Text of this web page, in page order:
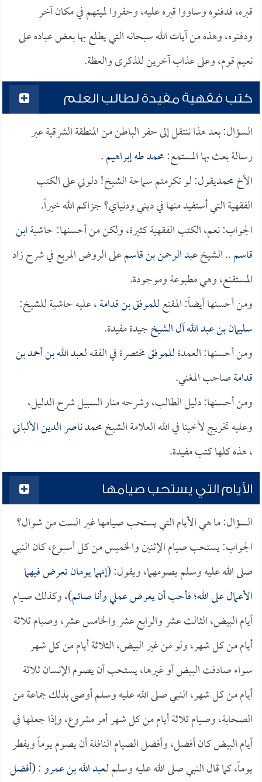
قبره، فدفنوه وساووا قبره عليه، وحفروا لميتهم في مكان آخر
ودفنوه، وهذه من آيات الله سبحانه التي يطلع بها بعض عباده على
نعيم قوم، وعلى عذاب آخرين للذكرى والعظة.
كتب فقهية مفيدة لطالب العلم
السؤال: بعد هذا ننتقل إلى حفر الباطن من المنطقة الشرقية عبر
رسالة بعث بها المستمع:محمد طه إبراهيم.
الأخمحمديقول: لو تكرمتم سماحة الشيخ! دلوني على الكتب
الفقهية التي أستفيد منها في ديني ودنياي؟ جزاكم الله خيراً.
الجواب: نعم، الكتب الفقهية كثيرة، ولكن من أحسنها: حاشيةابن
قاسم.. الشيخعبد الرحمن بن قاسمعلى الروض المربع في شرح زاد
المستقنع، وهي مطبوعة وموجودة.
ومن أحسنها أيضاً: المقنعللموفق بن قدامة، عليه حاشية للشيخ:
سليمان بن عبد الله آل الشيخجيدة مفيدة.
ومن أحسنها: العمدةللموفقمختصرة في الفقه لـعبد الله بن أحمد بن
قدامةصاحب المغني.
ومن أحسنها: دليل الطالب، وشرحه منار السبيل شرح الدليل،
وعليه تخريج لأخينا في الله العلامة الشيخمحمد ناصر الدين الألباني
، هذه كلها كتب مفيدة.
الأيام التي يستحب صيامها
السؤال: ما هي الأيام التي يستحب صيامها غير الست من شوال؟
الجواب: يستحب صيام الإثنين والخميس من كل أسبوع، كان النبي
صلى الله عليه وسلم يصومهما، ويقول: (إنهما يومان تعرض فيهما
الأعمال على الله؛ فأحب أن يعرض عملي وأنا صائم)، وكذلك صيام
أيام البيض، الثالث عشر والرابع عشر والخامس عشر، وصيام ثلاثة
أيام من كل شهر، ولو من غير البيض، الثلاثة أيام من كل شهر
سواء صادفت البيض أو غيرها، يستحب أن يصوم الإنسان ثلاثة
أيام من كل شهر، النبي صلى الله عليه وسلم أوصى بذلك جماعة من
الصحابة، وصيام ثلاثة أيام من كل شهر أمر مشروع، وإذا جعلها في
أيام البيض كان أفضل، وأفضل الصيام النافلة أن يصوم يوماً ويفطر
يوماً، كما قال النبي صلى الله عليه وسلم لـعبد الله بن عمرو: (أفضل